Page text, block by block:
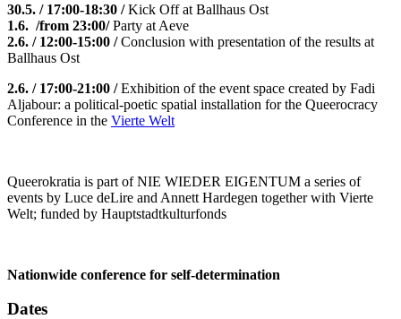
30.5. / 17:00-18:30 /Kick Off at Ballhaus Ost
1.6. /from 23:00/Party at Aeve
2.6. / 12:00-15:00 /Conclusion with presentation of the results at
Ballhaus Ost
2.6. / 17:00-21:00 /Exhibition of the event space created by Fadi
Aljabour: a political-poetic spatial installation for the Queerocracy
Conference in the Vierte Welt
Queerokratia is part of NIE WIEDER EIGENTUM a series of
events by Luce deLire and Annett Hardegen together with Vierte
Welt; funded by Hauptstadtkulturfonds
Nationwide conference for self-determination
Dates